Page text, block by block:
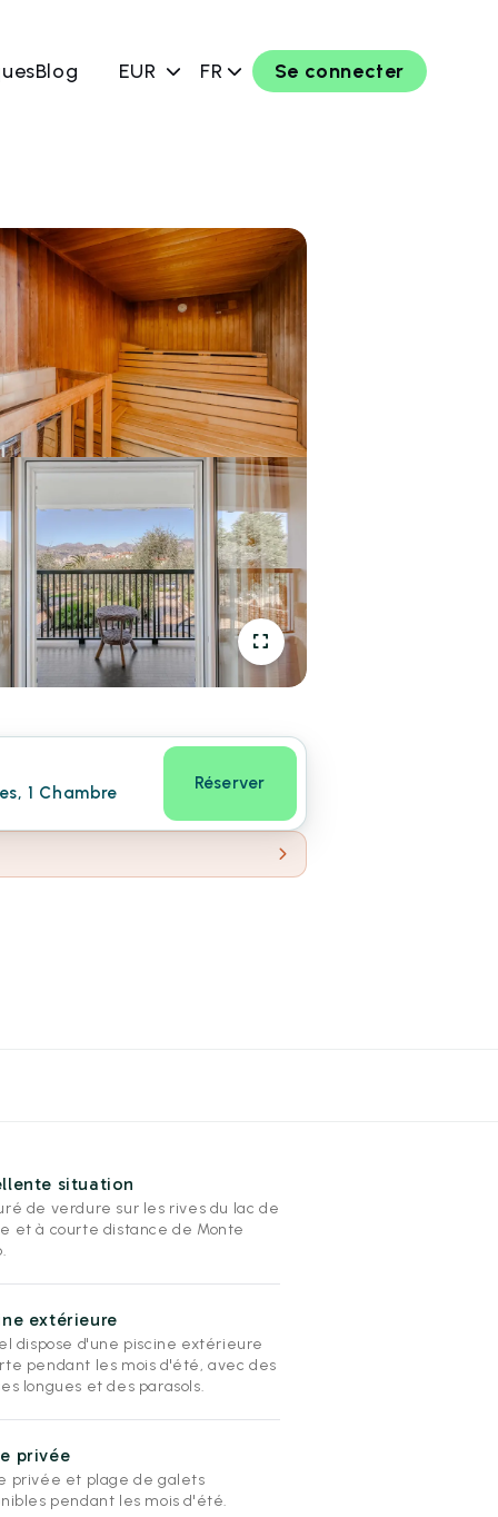
Blog EUR FR Se connecter
1 Chambre Réserver
situation
de verdure sur les rives du lac de
et à courte distance de Monte
extérieure
dispose d'une piscine extérieure
pendant les mois d'été, avec des
longues et des parasols.
privée
privée et plage de galets
pendant les mois d'été.